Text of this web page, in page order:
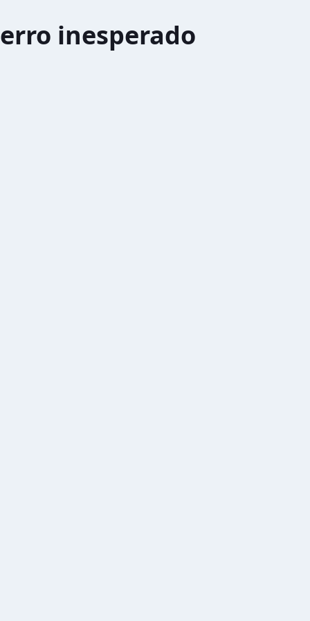
erro inesperado